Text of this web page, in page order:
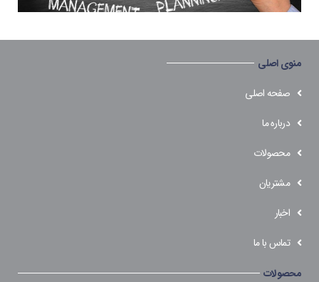
منوی اصلی
صفحه اصلی
درباره ما
محصولات
مشتریان
اخبار
تماس با ما
محصولات